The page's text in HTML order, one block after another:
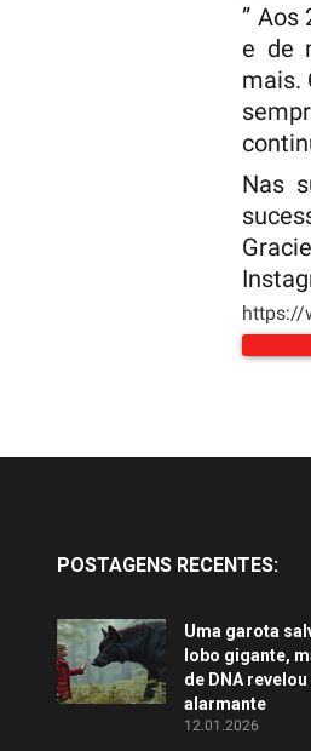
” Aos
e de
mais.
Nas
https://
POSTAGENS RECENTES:
Uma garota
lobo gigante,
de DNA
alarmante
12.01.2026